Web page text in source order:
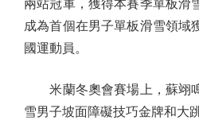
兩站冠軍，獲得本賽季單板滑
成為首個在男子單板滑雪領域
國運動員。
米蘭冬奧會賽場上，蘇翊
雪男子坡面障礙技巧金牌和大